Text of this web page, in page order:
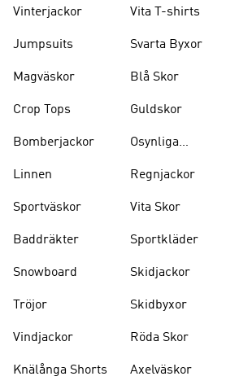
Vinterjackor
Jumpsuits
Magväskor
Crop Tops
Bomberjackor
Linnen
Sportväskor
Baddräkter
Snowboard
Tröjor
Vindjackor
Knälånga Shorts
Vita T-shirts
Svarta Byxor
Blå Skor
Guldskor
Osynliga
Regnjackor
Vita Skor
Sportkläder
Skidjackor
Skidbyxor
Röda Skor
Axelväskor